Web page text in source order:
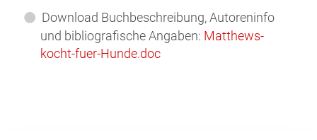
Download Buchbeschreibung, Autoreninfo
und bibliografische Angaben: Matthews-
kocht-fuer-Hunde.doc